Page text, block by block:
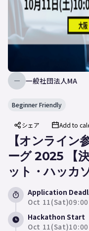
一 一般社団法人MA
Beginner Friendly
シェア Add to
【オンライン
ーグ 2025 【
ット・ハッカ
Application
Oct 11(Sat)09:00
Hackathon Start
Oct 11(Sat)10:00